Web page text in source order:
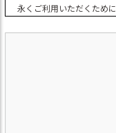
永くご利用いただくために